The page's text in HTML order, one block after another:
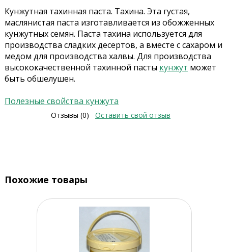
Кунжутная тахинная паста. Тахина. Эта густая,
маслянистая паста изготавливается из обожженных
кунжутных семян. Паста тахина используется для
производства сладких десертов, а вместе с сахаром и
медом для производства халвы. Для производства
высококачественной тахинной пасты кунжут может
быть обшелушен.
Полезные свойства кунжута
Отзывы (0) Оставить свой отзыв
Похожие товары